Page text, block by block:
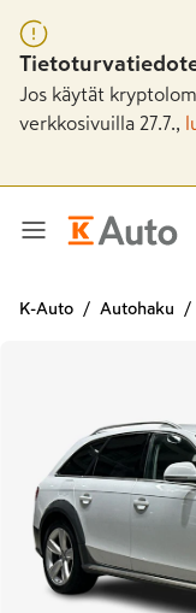
Jos käytät
verkkosivuilla 27.7.,
K-Auto Autohaku